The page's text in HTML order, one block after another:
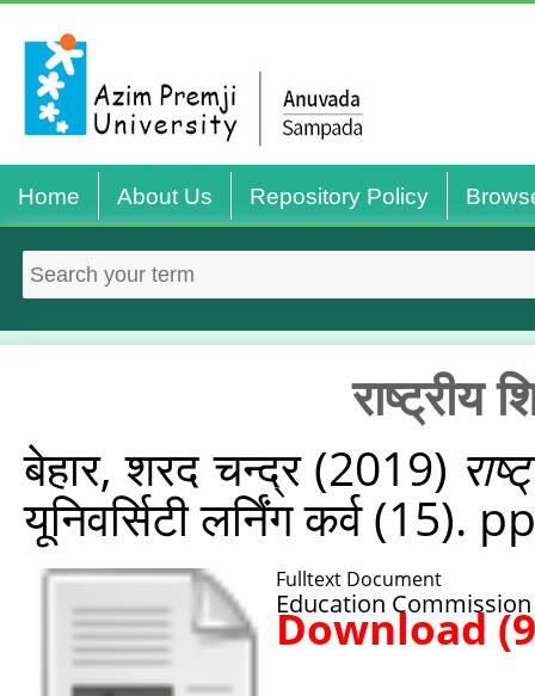
Home About Us Repository Policy
राष्‍ट्रीय
बेहार, शरद चन्‍द्र(2019)
यूनिवर्सिटी लर्निंग कर्व (15).
Fulltext Document
Education
Download